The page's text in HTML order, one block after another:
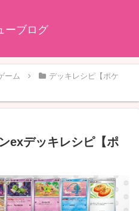
ーブログ
ーム
デッキレシピ【ポケ
exデッキレシピ【ポ